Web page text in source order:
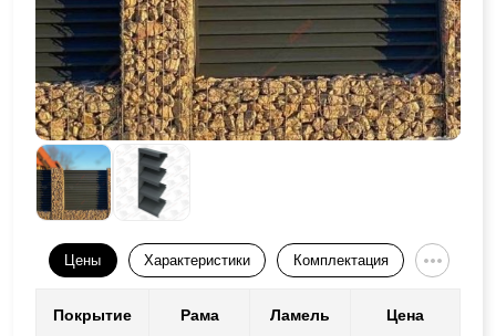
Цены Характеристики Комплектация
Покрытие Рама Ламель Цена